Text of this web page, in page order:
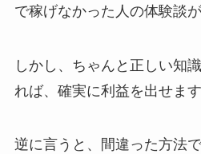
で稼げなかった人の体験談
しかし、ちゃんと正しい知
れば、確実に利益を出せます
逆に言うと、間違った方法